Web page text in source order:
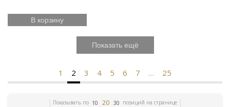
В корзину
Показать ещё
1 2 3 4 5 6 7 … 25
Показывать по 10 20 30 позиций на странице